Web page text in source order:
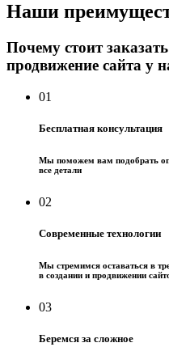
Наши
Почему стоит
продвижение сайта у
01
Бесплатная консультация
Мы поможем вам подобрать
все детали
02
Современные технологии
Мы стремимся оставаться в
в создании и продвижении
03
Беремся за сложное